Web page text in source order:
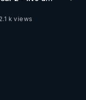
2.1 k views